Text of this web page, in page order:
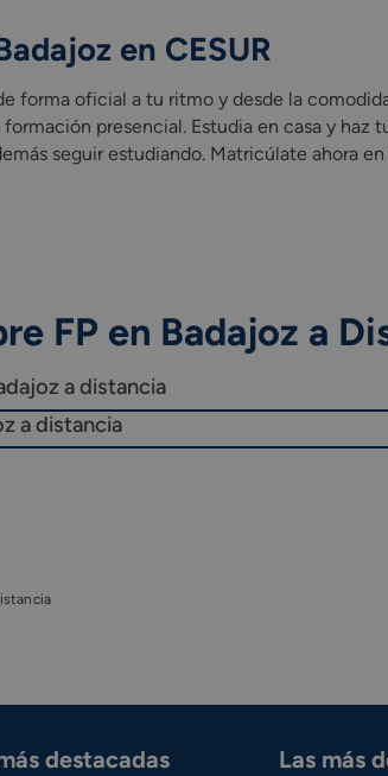
en CESUR
forma oficial a tu ritmo y desde la
presencial. Estudia en casa y
seguir estudiando. Matricúlate ahora
FP en Badajoz a
a distancia
a distancia
destacadas Las más